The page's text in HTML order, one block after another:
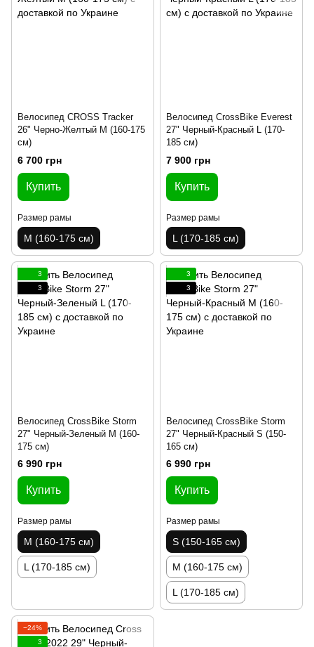
Велосипед CROSS Tracker
26" Черно-Желтый M (160-175
см)
6 700 грн
Купить
Размер рамы
M (160-175 см)
Велосипед CrossBike Everest
27" Черный-Красный L (170-
185 см)
7 900 грн
Купить
Размер рамы
L (170-185 см)
3
3
Велосипед CrossBike Storm
27" Черный-Зеленый M (160-
175 см)
6 990 грн
Купить
Размер рамы
M (160-175 см)
L (170-185 см)
3
3
Велосипед CrossBike Storm
27" Черный-Красный S (150-
165 см)
6 990 грн
Купить
Размер рамы
S (150-165 см)
M (160-175 см)
L (170-185 см)
−24%
3